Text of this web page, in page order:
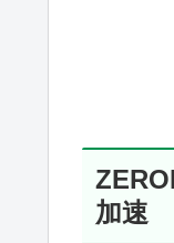
加速